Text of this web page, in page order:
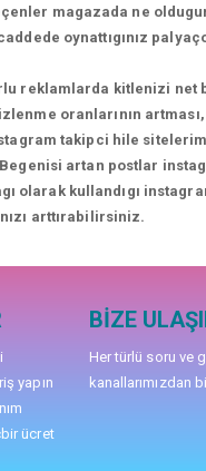
magazada ne
oynattıgınız
reklamlarda kitlenizi
oranlarının artması,
takipci hile
artan postlar
kullandıgı
arttırabilirsiniz.
yapın
ücret
BIZE
Her türlü soru ve
kanallarımızdan